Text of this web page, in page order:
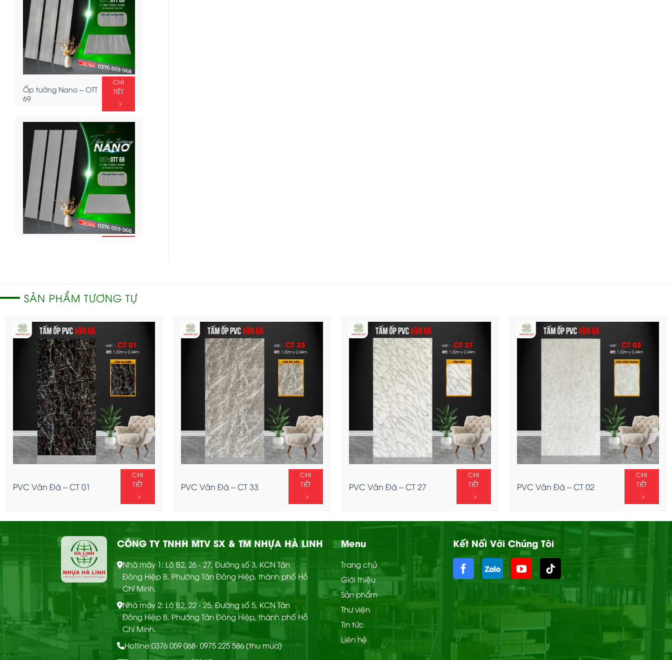
Ốp tường Nano – OTT
69
CHI
TIẾT
Ốp tường Nano –
OTT67
TIẾT
Ốp tường Nano – OTT
CHI
TIẾT
SẢN PHẨM TƯƠNG TỰ
PVC Vân Đá – CT 01
CHI
TIẾT
PVC Vân Đá – CT 33
CHI
TIẾT
PVC Vân Đá – CT 27
CHI
TIẾT
PVC Vân Đá – CT 02
CHI
TIẾT
CÔNG TY TNHH MTV SX & TM NHỰA HÀ LINH
Nhà máy 1: Lô B2, 26 - 27, Đường số 3, KCN Tân
Đông Hiệp B, Phường Tân Đông Hiệp, thành phố Hồ
Chí Minh.
Nhà máy 2: Lô B2, 22 - 25, Đường số 5, KCN Tân
Đông Hiệp B, Phường Tân Đông Hiệp, thành phố Hồ
Chí Minh.
Hotline:0376 059 068- 0975 225 586 (thu mua)
Menu
Trang chủ
Giới thiệu
Sản phẩm
Thư viện
Tin tức
Liên hệ
Kết Nối Với Chúng Tôi